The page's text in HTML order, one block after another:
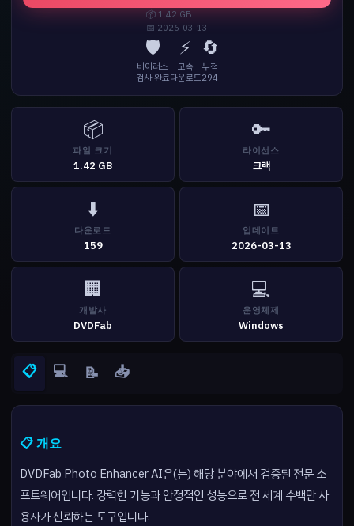
📦 1.42 GB
📅 2026-03-13
🛡️
바이러스
검사 완료
⚡
고속
다운로드
🔄
누적
294
📦
파일 크기
1.42 GB
🔑
라이선스
크랙
⬇️
다운로드
159
📅
업데이트
2026-03-13
🏢
개발사
DVDFab
💻
운영체제
Windows
📋 💻 📝 📥
📋 개요
DVDFab Photo Enhancer AI은(는) 해당 분야에서 검증된 전문 소
프트웨어입니다. 강력한 기능과 안정적인 성능으로 전 세계 수백만 사
용자가 신뢰하는 도구입니다.